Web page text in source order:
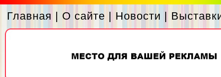
Главная | О сайте | Новости |